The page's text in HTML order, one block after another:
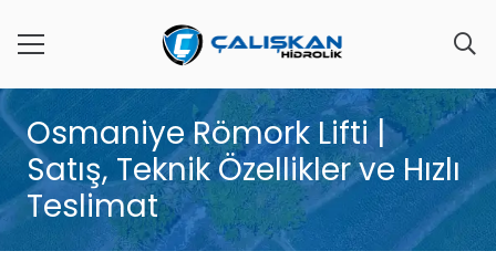
Osmaniye Römork Lifti |
Satış, Teknik Özellikler ve Hızlı
Teslimat